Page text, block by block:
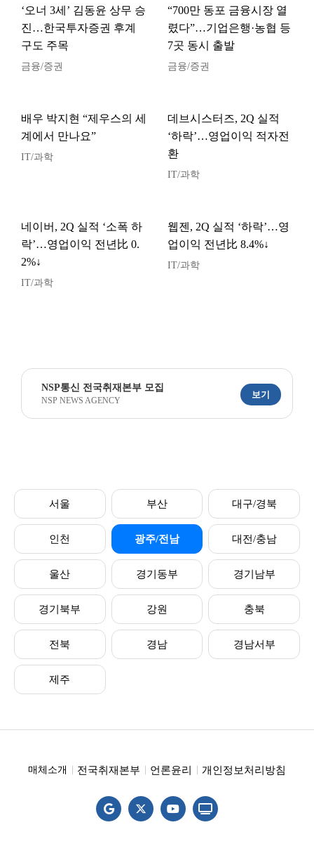
‘오너 3세’ 김동윤 상무 승
진…한국투자증권 후계
구도 주목
금융/증권
“700만 동포 금융시장 열
렸다”…기업은행·농협 등
7곳 동시 출발
금융/증권
배우 박지현 “제우스의 세
계에서 만나요”
IT/과학
데브시스터즈, 2Q 실적
‘하락’…영업이익 적자전
환
IT/과학
네이버, 2Q 실적 ‘소폭 하
락’…영업이익 전년比 0.
2%↓
IT/과학
웹젠, 2Q 실적 ‘하락’…영
업이익 전년比 8.4%↓
IT/과학
NSP통신 전국취재본부 모집
NSP NEWS AGENCY
보기
서울 부산 대구/경북
인천 광주/전남 대전/충남
울산 경기동부 경기남부
경기북부 강원 충북
전북 경남 경남서부
제주
매체소개 전국취재본부 언론윤리 개인정보처리방침